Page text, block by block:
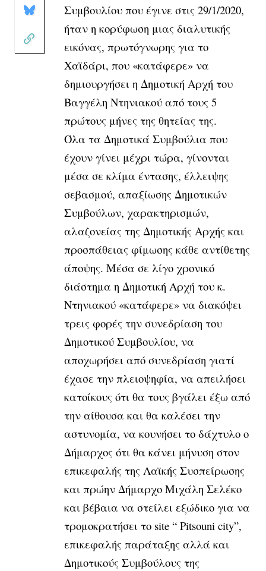
Συμβουλίου που έγινε στις 29/1/2020,
ήταν η κορύφωση μιας διαλυτικής
εικόνας, πρωτόγνωρης για το
Χαϊδάρι, που «κατάφερε» να
δημιουργήσει η Δημοτική Αρχή του
Βαγγέλη Ντηνιακού από τους 5
πρώτους μήνες της θητείας της.
Όλα τα Δημοτικά Συμβούλια που
έχουν γίνει μέχρι τώρα, γίνονται
μέσα σε κλίμα έντασης, έλλειψης
σεβασμού, απαξίωσης Δημοτικών
Συμβούλων, χαρακτηρισμών,
αλαζονείας της Δημοτικής Αρχής και
προσπάθειας φίμωσης κάθε αντίθετης
άποψης. Μέσα σε λίγο χρονικό
διάστημα η Δημοτική Αρχή του κ.
Ντηνιακού «κατάφερε» να διακόψει
τρεις φορές την συνεδρίαση του
Δημοτικού Συμβουλίου, να
αποχωρήσει από συνεδρίαση γιατί
έχασε την πλειοψηφία, να απειλήσει
κατοίκους ότι θα τους βγάλει έξω από
την αίθουσα και θα καλέσει την
αστυνομία, να κουνήσει το δάχτυλο ο
Δήμαρχος ότι θα κάνει μήνυση στον
επικεφαλής της Λαϊκής Συσπείρωσης
και πρώην Δήμαρχο Μιχάλη Σελέκο
και βέβαια να στείλει εξώδικο για να
τρομοκρατήσει το site “ Pitsouni city”,
επικεφαλής παράταξης αλλά και
Δημοτικούς Συμβούλους της